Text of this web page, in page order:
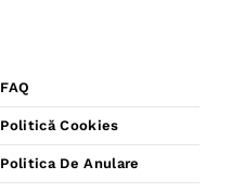
FAQ
Politică Cookies
Politica De Anulare